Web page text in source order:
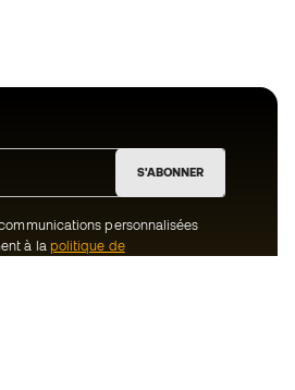
S'ABONNER
personnalisées
à la politique de